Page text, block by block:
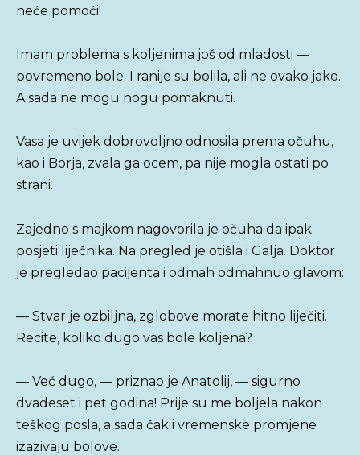
neće pomoći!
Imam problema s koljenima još od mladosti —
povremeno bole. I ranije su bolila, ali ne ovako jako.
A sada ne mogu nogu pomaknuti.
Vasa je uvijek dobrovoljno odnosila prema očuhu,
kao i Borja, zvala ga ocem, pa nije mogla ostati po
strani.
Zajedno s majkom nagovorila je očuha da ipak
posjeti liječnika. Na pregled je otišla i Galja. Doktor
je pregledao pacijenta i odmah odmahnuo glavom:
— Stvar je ozbiljna, zglobove morate hitno liječiti.
Recite, koliko dugo vas bole koljena?
— Već dugo, — priznao je Anatolij, — sigurno
dvadeset i pet godina! Prije su me boljela nakon
teškog posla, a sada čak i vremenske promjene
izazivaju bolove.